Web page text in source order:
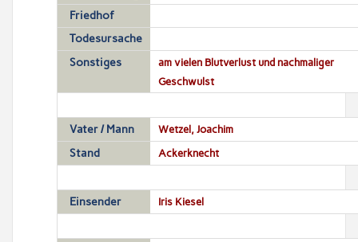
Friedhof
Todesursache
Sonstiges
am vielen Blutverlust und nachmaliger
Geschwulst
Vater / Mann Wetzel, Joachim
Stand Ackerknecht
Einsender Iris Kiesel